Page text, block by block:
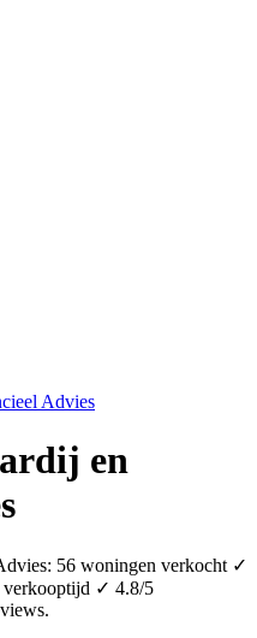
Advies
en
56 woningen verkocht ✓
verkooptijd ✓ 4.8/5